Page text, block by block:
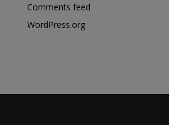
Comments feed
WordPress.org